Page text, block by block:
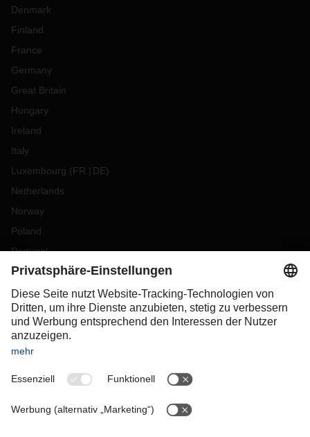
Denmark
Finland
France
Germany
Great Britain
Hungary
Ireland
Italy
Luxembourg (FR DE)
Netherlands
Norway
Poland
Portugal
Romania
Slovakia
Spain
Sweden
Switzerland
OCEANIA